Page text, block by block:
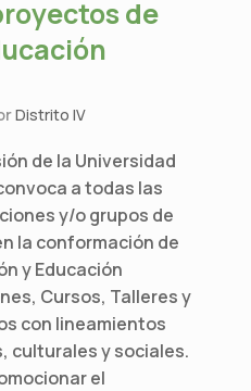
de
Distrito IV
de la Universidad
a todas las
y/o grupos de
la conformación de
y Educación
Cursos, Talleres y
con lineamientos
culturales y sociales.
el